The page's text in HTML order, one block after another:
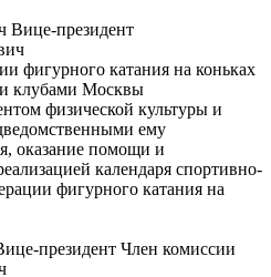
Вице-президент
фигурного катания на коньках
клубами Москвы
физической культуры и
ему
оказание помощи и
календаря спортивно-
фигурного катания на
президент Член комиссии